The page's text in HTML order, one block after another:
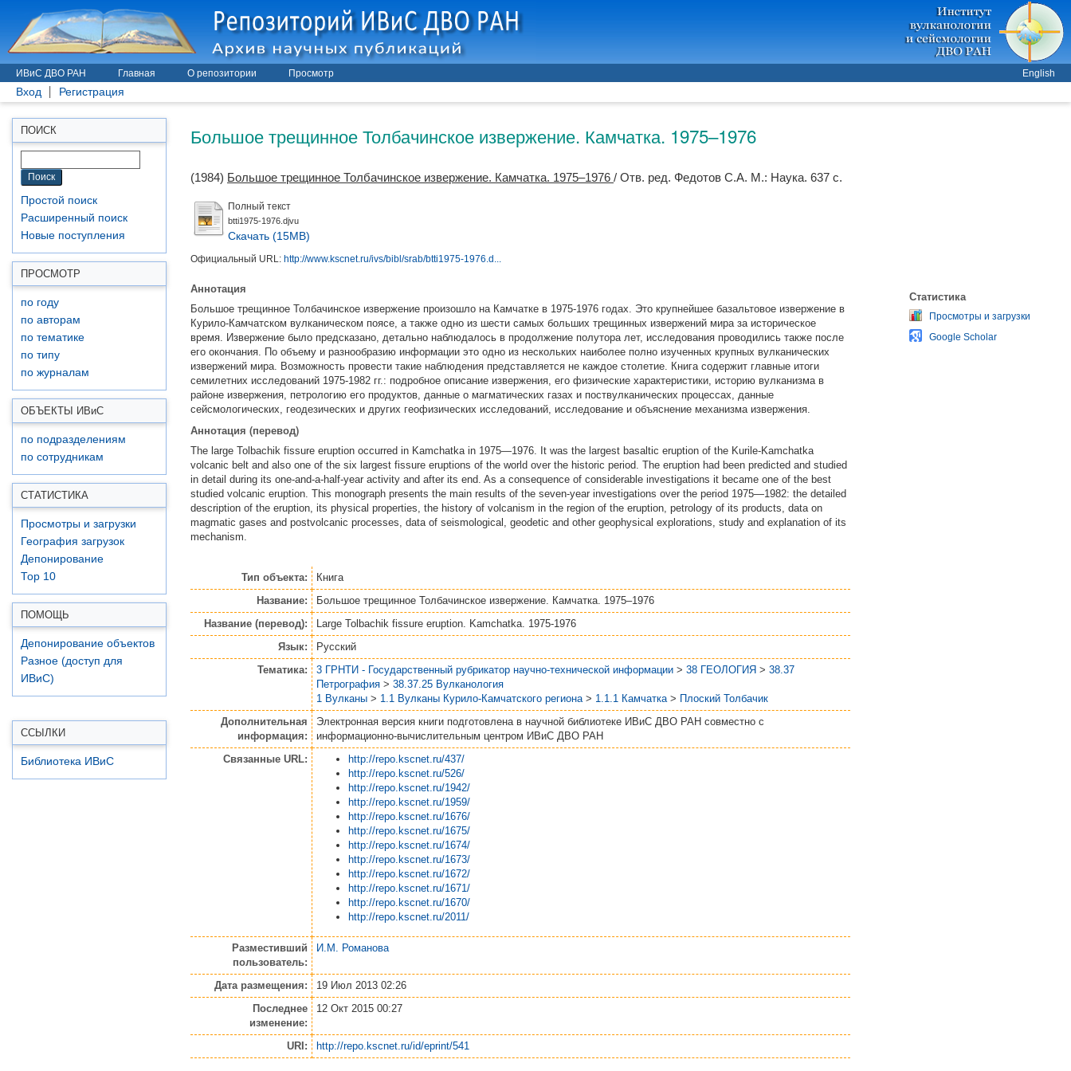
ИВиС ДВО РАН Главная О репозитории Просмотр English
Вход Регистрация
ПОИСК
Простой поиск
Расширенный поиск
Новые поступления
ПРОСМОТР
по году
по авторам
по тематике
по типу
по журналам
ОБЪЕКТЫ ИВиС
по подразделениям
по сотрудникам
СТАТИСТИКА
Просмотры и загрузки
География загрузок
Депонирование
Top 10
ПОМОЩЬ
Депонирование объектов
Разное (доступ для
ИВиС)
ССЫЛКИ
Библиотека ИВиС
Большое трещинное Толбачинское извержение. Камчатка. 1975–1976
(1984) Большое трещинное Толбачинское извержение. Камчатка. 1975–1976 / Отв. ред. Федотов С.А. М.: Наука. 637 с.
Полный текст
btti1975-1976.djvu
Скачать (15MB)
Официальный URL: http://www.kscnet.ru/ivs/bibl/srab/btti1975-1976.d...
Аннотация
Большое трещинное Толбачинское извержение произошло на Камчатке в 1975-1976 годах. Это крупнейшее базальтовое извержение в
Курило-Камчатском вулканическом поясе, а также одно из шести самых больших трещинных извержений мира за историческое
время. Извержение было предсказано, детально наблюдалось в продолжение полутора лет, исследования проводились также после
его окончания. По объему и разнообразию информации это одно из нескольких наиболее полно изученных крупных вулканических
извержений мира. Возможность провести такие наблюдения представляется не каждое столетие. Книга содержит главные итоги
семилетних исследований 1975-1982 гг.: подробное описание извержения, его физические характеристики, историю вулканизма в
районе извержения, петрологию его продуктов, данные о магматических газах и поствулканических процессах, данные
сейсмологических, геодезических и других геофизических исследований, исследование и объяснение механизма извержения.
Аннотация (перевод)
The large Tolbachik fissure eruption occurred in Kamchatka in 1975—1976. It was the largest basaltic eruption of the Kurile-Kamchatka
volcanic belt and also one of the six largest fissure eruptions of the world over the historic period. The eruption had been predicted and studied
in detail during its one-and-a-half-year activity and after its end. As a consequence of considerable investigations it became one of the best
studied volcanic eruption. This monograph presents the main results of the seven-year investigations over the period 1975—1982: the detailed
description of the eruption, its physical properties, the history of volcanism in the region of the eruption, petrology of its products, data on
magmatic gases and postvolcanic processes, data of seismological, geodetic and other geophysical explorations, study and explanation of its
mechanism.
Тип объекта:
Книга
Название:
Большое трещинное Толбачинское извержение. Камчатка. 1975–1976
Название (перевод):
Large Tolbachik fissure eruption. Kamchatka. 1975-1976
Язык:
Русский
Тематика:
3 ГРНТИ - Государственный рубрикатор научно-технической информации > 38 ГЕОЛОГИЯ > 38.37
Петрография > 38.37.25 Вулканология
1 Вулканы > 1.1 Вулканы Курило-Камчатского региона > 1.1.1 Камчатка > Плоский Толбачик
Дополнительная
информация:
Электронная версия книги подготовлена в научной библиотеке ИВиС ДВО РАН совместно с
информационно-вычислительным центром ИВиС ДВО РАН
Связанные URL:
http://repo.kscnet.ru/437/
http://repo.kscnet.ru/526/
http://repo.kscnet.ru/1942/
http://repo.kscnet.ru/1959/
http://repo.kscnet.ru/1676/
http://repo.kscnet.ru/1675/
http://repo.kscnet.ru/1674/
http://repo.kscnet.ru/1673/
http://repo.kscnet.ru/1672/
http://repo.kscnet.ru/1671/
http://repo.kscnet.ru/1670/
http://repo.kscnet.ru/2011/
Разместивший
пользователь:
И.М. Романова
Дата размещения:
19 Июл 2013 02:26
Последнее
изменение:
12 Окт 2015 00:27
URI: http://repo.kscnet.ru/id/eprint/541
Статистика
Просмотры и загрузки
Google Scholar